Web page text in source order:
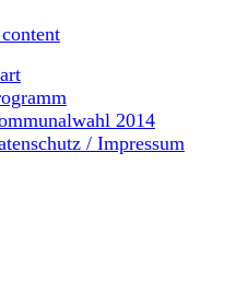
2014
/ Impressum